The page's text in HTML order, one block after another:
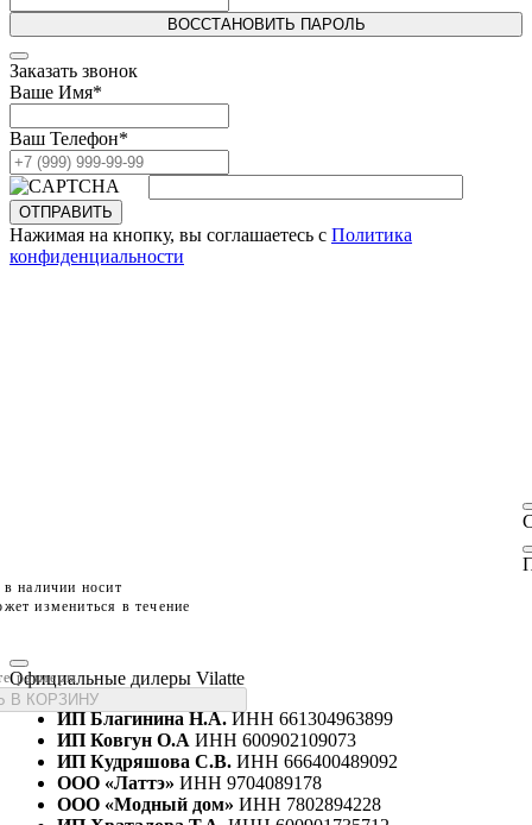
ВОССТАНОВИТЬ ПАРОЛЬ
Заказать звонок
Ваше Имя*
Ваш Телефон*
ОТПРАВИТЬ
Нажимая на кнопку, вы соглашаетесь с Политика
конфиденциальности
наличии носит
измениться в течение
размеры
В КОРЗИНУ
Официальные дилеры Vilatte
ИП Благинина Н.А.ИНН 661304963899
ИП Ковгун О.А ИНН 600902109073
ИП Кудряшова С.В. ИНН 666400489092
ООО «Латтэ» ИНН 9704089178
ООО «Модный дом» ИНН 7802894228